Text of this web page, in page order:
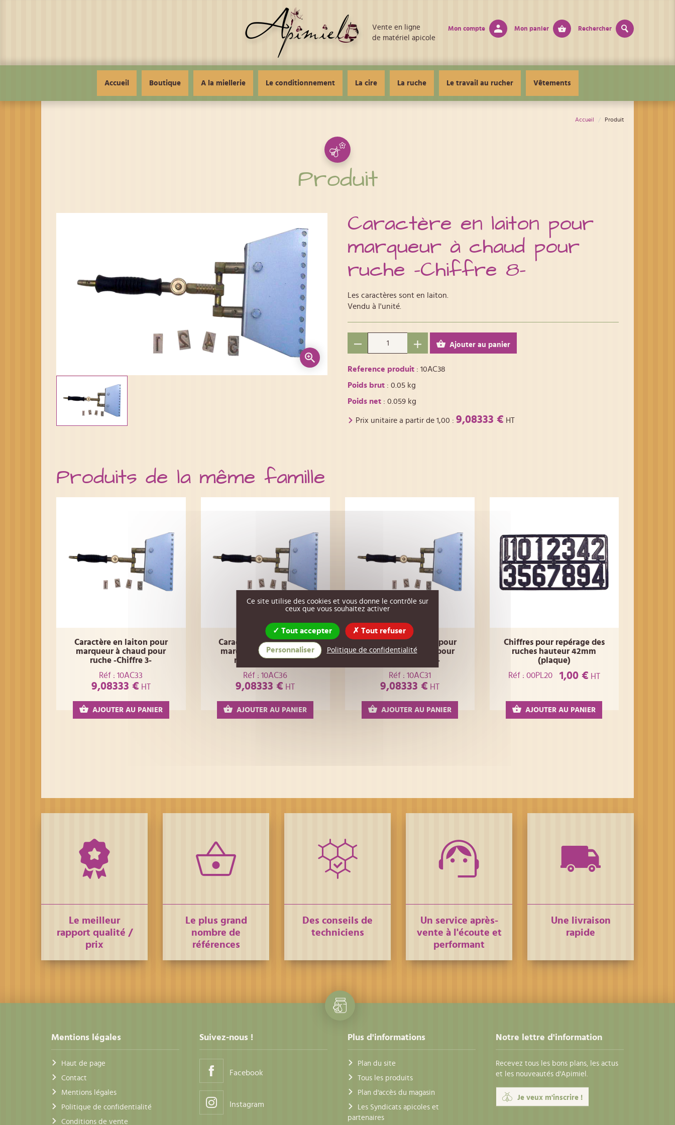
Accueil Produit
Produit
Caractère en laiton pour
marqueur à chaud pour
ruche -Chiffre 8-
Les caractères sont en laiton.
Vendu à l'unité.
Ajouter au panier
Reference produit : 10AC38
Poids brut : 0.05 kg
Poids net : 0.059 kg
Prix unitaire a partir de 1,00 : 9,08333 € HT
Produits de la même famille
Caractère en laiton pour
marqueur à chaud pour
ruche -Chiffre 3-
Réf : 10AC33
9,08333 € HT
AJOUTER AU PANIER
Caractère en laiton pour
marqueur à chaud pour
ruche -Chiffre 6-
Réf : 10AC36
9,08333 € HT
AJOUTER AU PANIER
Caractère en laiton pour
marqueur à chaud pour
ruche -Chiffre 1-
Réf : 10AC31
9,08333 € HT
AJOUTER AU PANIER
Chiffres pour repérage des
ruches hauteur 42mm
(plaque)
Réf : 00PL20
1,00 € HT
AJOUTER AU PANIER
Vente en ligne
de matériel apicole
Mon compte Mon panier Rechercher
Le meilleur
rapport qualité /
prix
Le plus grand
nombre de
références
Des conseils de
techniciens
Un service après-
vente à l'écoute et
performant
Une livraison
rapide
Mentions légales
Haut de page
Contact
Mentions légales
Politique de confidentialité
Conditions de vente
Suivez-nous !
Facebook
Instagram
Plus d'informations
Plan du site
Tous les produits
Plan d'accès du magasin
Les Syndicats apicoles et
partenaires
Notre lettre d'information
Recevez tous les bons plans, les actus
et les nouveautés d'Apimiel.
Je veux m'inscrire !
Accueil Boutique A la miellerie Le conditionnement La cire La ruche Le travail au rucher Vêtements
Ce site utilise des cookies et vous donne le contrôle sur
ceux que vous souhaitez activer
Tout accepter Tout refuser
Personnaliser Politique de confidentialité